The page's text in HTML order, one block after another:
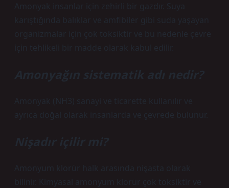
Amonyak insanlar için zehirli bir gazdır. Suya
karıştığında balıklar ve amfibiler gibi suda yaşayan
organizmalar için çok toksiktir ve bu nedenle çevre
için tehlikeli bir madde olarak kabul edilir.
Amonyağın sistematik adı nedir?
Amonyak (NH3) sanayi ve ticarette kullanılır ve
ayrıca doğal olarak insanlarda ve çevrede bulunur.
Nişadır içilir mi?
Amonyum klorür halk arasında nişasta olarak
bilinir. Kimyasal amonyum klorür çok toksiktir ve